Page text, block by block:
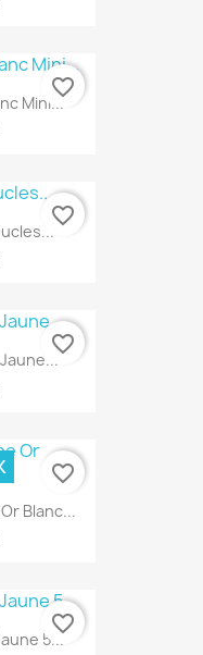
Mini...
favorite_border
favorite_border
favorite_border
Blanc...
favorite_border
5...
favorite_border